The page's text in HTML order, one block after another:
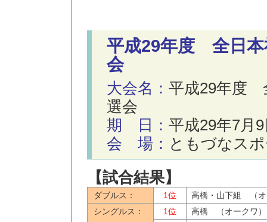
平成29年度 全日本
会
大会名： 平成29年度
選会
期 日： 平成29年7月
会 場： ともづなス
【試合結果】
ダブルス： 1位
高橋・山下組 （オ
シングルス：
1位
高橋 （オークワ）